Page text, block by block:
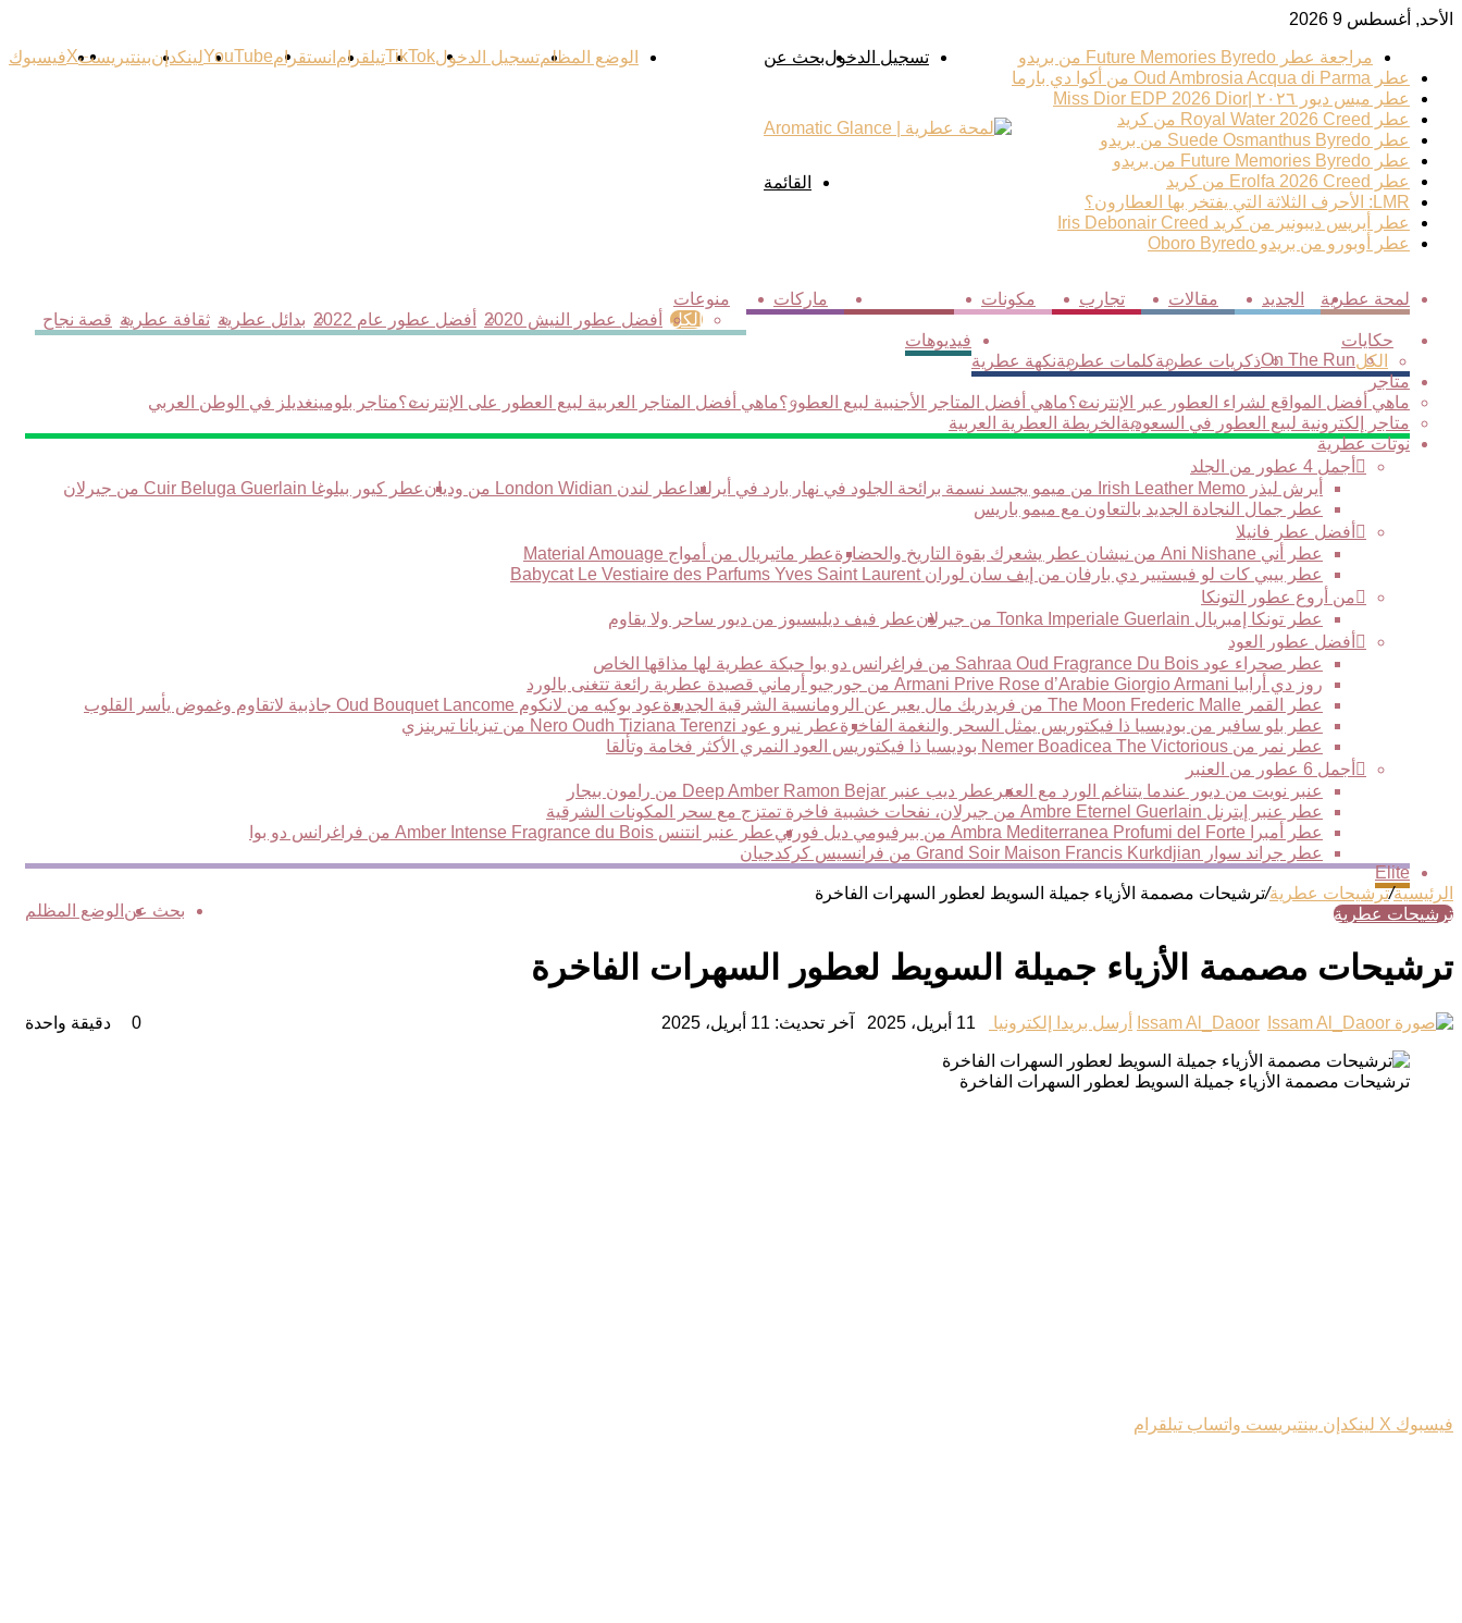
الأحد, أغسطس 9 2026
ترند عطري مراجعة عطر Future Memories Byredo من بريدو
عطر Oud Ambrosia Acqua di Parma من أكوا دي بارما
عطر ميس ديور ٢٠٢٦ |Miss Dior EDP 2026 Dior
عطر Royal Water 2026 Creed من كريد
عطر Suede Osmanthus Byredo من بريدو
عطر Future Memories Byredo من بريدو
عطر Erolfa 2026 Creed من كريد
LMR: الأحرف الثلاثة التي يفتخر بها العطارون؟
عطر أيريس ديبونير من كريد Iris Debonair Creed
عطر أوبورو من بريدو Oboro Byredo
فيسبوك‫Xبينتيريستلينكدإن‫YouTubeانستقرام تيلقرام‫TikTokتسجيل الدخولالوضع المظلم بحث عنتسجيل الدخول
القائمة
لمحة عطرية الجديد مقالات تجارب مكونات ماركات
منوعات
الكل
أفضل عطور النيش 2020 أفضل عطور عام 2022 بدائل عطرية ثقافة عطرية قصة نجاح
حكايات
الكلOn The Runذكريات عطريةكلمات عطريةنكهة عطرية
فيديوهات
متاجر
ماهي أفضل المواقع لشراء العطور عبر الإنترنت؟ماهي أفضل المتاجر الأجنبية لبيع العطور؟ماهي أفضل المتاجر العربية لبيع العطور على الإنترنت؟متاجر بلومينغديلز في الوطن العربي
متاجر إلكترونية لبيع العطور في السعودية الخريطة العطرية العربية
نوتات عطرية
أجمل 4 عطور من الجلد
أيرش ليذر Irish Leather Memo من ميمو يجسد نسمة برائحة الجلود في نهار بارد في أيرلندا
عطر لندن London Widian من وديان
عطر كيور بيلوغا Cuir Beluga Guerlain من جيرلان
عطر جمال النجادة الجديد بالتعاون مع ميمو باريس
أفضل عطر فانيلا
عطر أني Ani Nishane من نيشان عطر يشعرك بقوة التاريخ والحضارة
عطر ماتيريال من أمواج Material Amouage
عطر بيبي كات لو فيستيير دي بارفان من إيف سان لوران Babycat Le Vestiaire des Parfums Yves Saint Laurent
من أروع عطور التونكا
عطر تونكا إمبريال Tonka Imperiale Guerlain من جيرلان
عطر فيف ديليسيوز من ديور ساحر ولا يقاوم
أفضل عطور العود
عطر صحراء عود Sahraa Oud Fragrance Du Bois من فراغرانس دو بوا حبكة عطرية لها مذاقها الخاص
روز دي أرابيا Armani Prive Rose d’Arabie Giorgio Armani من جورجيو أرماني قصيدة عطرية رائعة تتغنى بالورد
عطر القمر The Moon Frederic Malle من فريدريك مال يعبر عن الرومانسية الشرقية الجديدة
عود بوكيه من لانكوم Oud Bouquet Lancome جاذبية لاتقاوم وغموض يأسر القلوب
عطر بلو سافير من بوديسيا ذا فيكتوريس يمثل السحر والنغمة الفاخرةعطر نيرو عود Nero Oudh Tiziana Terenzi من تيزيانا تيرينزي
عطر نمر من Nemer Boadicea The Victorious بوديسيا ذا فيكتوريس العود النمري الأكثر فخامة وتألقا
أجمل 6 عطور من العنبر
عنبر نويت من ديور عندما يتناغم الورد مع العنبر عطر ديب عنبر Deep Amber Ramon Bejar من رامون بيجار
عطر عنبر إيترنل Ambre Eternel Guerlain من جيرلان، نفحات خشبية فاخرة تمتزج مع سحر المكونات الشرقية
عطر أمبرا Ambra Mediterranea Profumi del Forte من بيرفيومي ديل فورتي
عطر عنبر انتنس Amber Intense Fragrance du Bois من فراغرانس دو بوا
عطر جراند سوار Grand Soir Maison Francis Kurkdjian من فرانسيس كركدجيان
Elite
الوضع المظلم بحث عن
الرئيسية/ترشيحات عطرية/ترشيحات مصممة الأزياء جميلة السويط لعطور السهرات الفاخرة
ترشيحات عطرية
ترشيحات مصممة الأزياء جميلة السويط لعطور السهرات الفاخرة
Issam Al_Daoor أرسل بريدا إلكترونيا 11 أبريل، 2025 آخر تحديث: 11 أبريل، 2025 0 دقيقة واحدة
ترشيحات مصممة الأزياء جميلة السويط لعطور السهرات الفاخرة
فيسبوك ‫X لينكدإن بينتيريست واتساب تيلقرام